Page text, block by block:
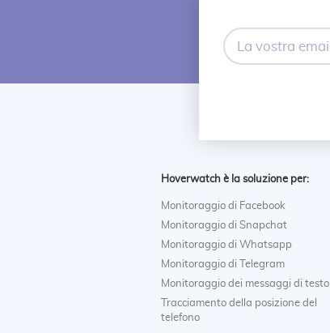
La
vostra
Hoverwatch è la soluzione per:
Monitoraggio di Facebook
Monitoraggio di Snapchat
Monitoraggio di Whatsapp
Monitoraggio di Telegram
Monitoraggio dei messaggi di testo
Tracciamento della posizione del
telefono